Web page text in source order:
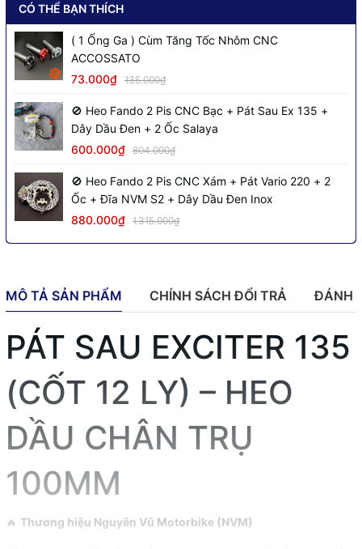
CÓ THỂ BẠN THÍCH
( 1 Ống Ga ) Cùm Tăng Tốc Nhôm CNC
ACCOSSATO
73.000₫ 135.000₫
🚫 Heo Fando 2 Pis CNC Bạc + Pát Sau Ex 135 +
Dây Dầu Đen + 2 Ốc Salaya
600.000₫ 804.000₫
🚫 Heo Fando 2 Pis CNC Xám + Pát Vario 220 + 2
Ốc + Đĩa NVM S2 + Dây Dầu Đen Inox
880.000₫ 1.315.000₫
MÔ TẢ SẢN PHẨM CHÍNH SÁCH ĐỔI TRẢ ĐÁNH
PÁT SAU EXCITER 135
(CỐT 12 LY) – HEO
DẦU CHÂN TRỤ
100MM
🔥 Thương hiệu Nguyên Vũ Motorbike (NVM)